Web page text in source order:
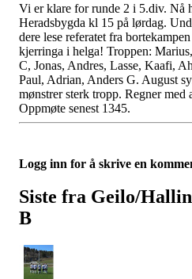
Vi er klare for runde 2 i 5.div. Nå
Heradsbygda kl 15 på lørdag.
dere lese referatet fra
kjerringa i helga! Troppen:
C, Jonas, Andres, Lasse, Kaafi,
Paul, Adrian, Anders G. August
mønstrer sterk tropp. Regner med
Oppmøte senest 1345.
Logg inn for å skrive en
Siste fra Geilo/
B